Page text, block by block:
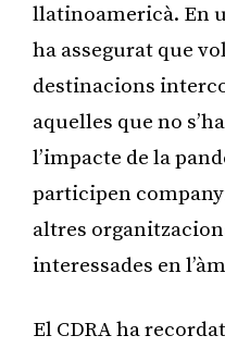
llatinoamericà. En
ha assegurat que
destinacions
aquelles que no
l’impacte de la
participen
altres
interessades en
El CDRA ha